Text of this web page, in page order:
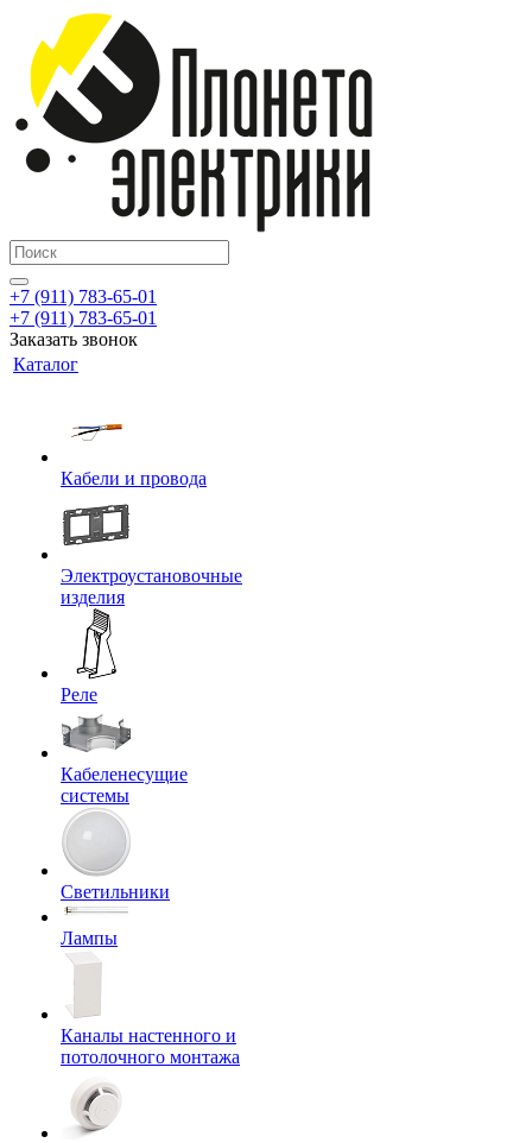
+7 (911) 783-65-01
+7 (911) 783-65-01
Заказать звонок
Каталог
Кабели и провода
Электроустановочные
изделия
Реле
Кабеленесущие
системы
Светильники
Лампы
Каналы настенного и
потолочного монтажа